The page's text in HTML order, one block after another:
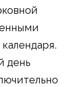
день